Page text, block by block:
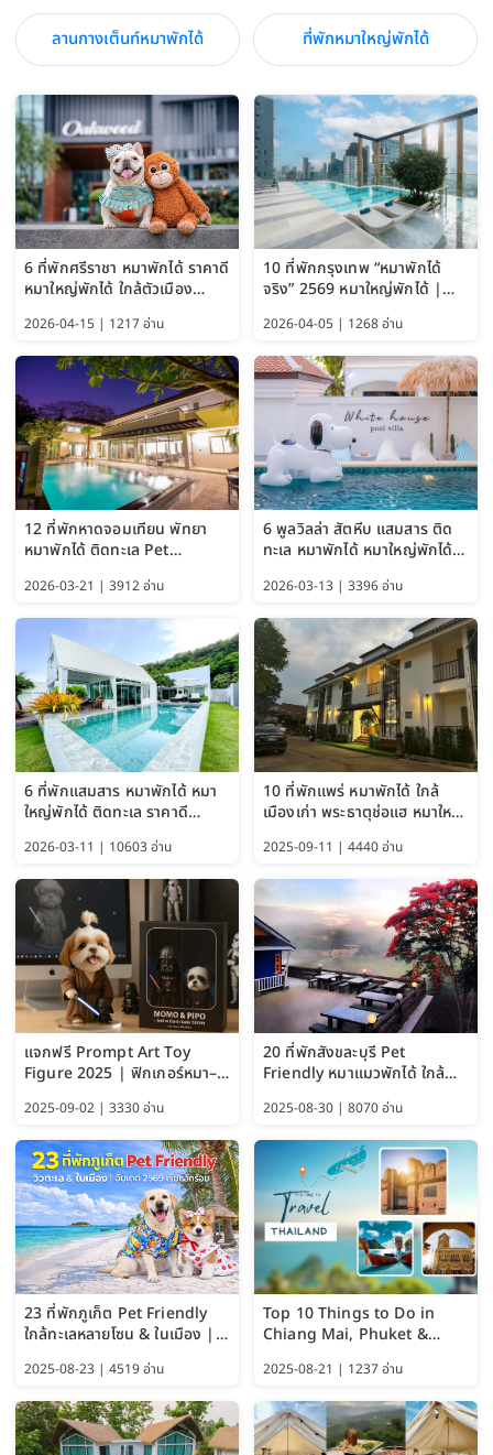
ลานกางเต็นท์หมาพักได้ ที่พักหมาใหญ่พักได้
6 ที่พักศรีราชา หมาพักได้ ราคาดี
หมาใหญ่พักได้ ใกล้ตัวเมือง
2026-04-15 | 1217 อ่าน
10 ที่พักกรุงเทพ “หมาพักได้
จริง” 2569 หมาใหญ่พักได้ |
Bangkok อัปเดตล่าสุด
2026-04-05 | 1268 อ่าน
12 ที่พักหาดจอมเทียน พัทยา
หมาพักได้ ติดทะเล Pet
พักได้ อัปเดต 2569
2026-03-21 | 3912 อ่าน
6 พูลวิลล่า สัตหีบ แสมสาร ติด
ทะเล หมาพักได้ หมาใหญ่พักได้
2026-03-13 | 3396 อ่าน
6 ที่พักแสมสาร หมาพักได้ หมา
ใหญ่พักได้ ติดทะเล ราคาดี
2026-03-11 | 10603 อ่าน
10 ที่พักแพร่ หมาพักได้ ใกล้
เมืองเก่า พระธาตุช่อแฮ หมาใหญ่
2025-09-11 | 4440 อ่าน
แจกฟรี Prompt Art Toy
Figure 2025 | ฟิกเกอร์หมา–
ChatGPT และ Gemini
2025-09-02 | 3330 อ่าน
20 ที่พักสังขละบุรี Pet
Friendly หมาแมวพักได้ ใกล้
2025-08-30 | 8070 อ่าน
23 ที่พักภูเก็ต Pet Friendly
ใกล้ทะเลหลายโซน & ในเมือง |
2025-08-23 | 4519 อ่าน
Top 10 Things to Do in
Chiang Mai, Phuket &
Guide 2025)
2025-08-21 | 1237 อ่าน